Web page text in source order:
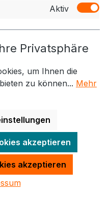
Kontakt
Mehrwertsteuer zzgl.
wenn
Quadro GmbH
Aktiv
Privatsphäre
um Ihnen die
zu können... Mehr
akzeptieren
akzeptieren